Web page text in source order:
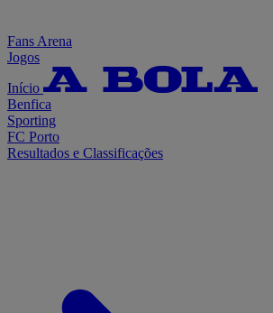
Fans Arena
Jogos
Início
Benfica
Sporting
FC Porto
Resultados e Classificações